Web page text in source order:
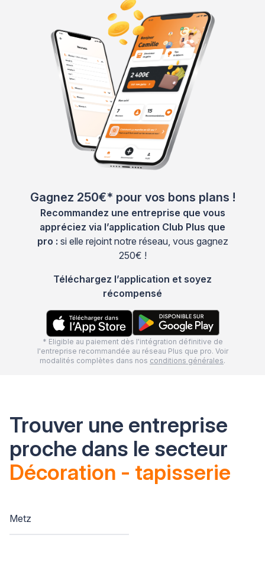
Gagnez 250€* pour vos bons plans !
Recommandez une entreprise que vous
appréciez via l’application Club Plus que
pro : si elle rejoint notre réseau, vous gagnez
250€ !
Téléchargez l’application et soyez
récompensé
* Eligible au paiement dès l'intégration définitive de
l'entreprise recommandée au réseau Plus que pro. Voir
modalités complètes dans nos conditions générales.
Trouver une entreprise
proche dans le secteur
Décoration - tapisserie
Metz